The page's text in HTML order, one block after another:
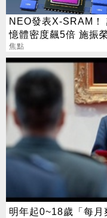
NEO發表X-SRAM！
憶體密度飆5倍 施振
半導體迎新革命
焦點
明年起0~18歲「每